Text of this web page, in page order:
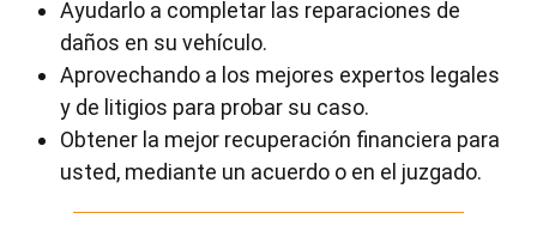
Ayudarlo a completar las reparaciones de
daños en su vehículo.
Aprovechando a los mejores expertos legales
y de litigios para probar su caso.
Obtener la mejor recuperación financiera para
usted, mediante un acuerdo o en el juzgado.